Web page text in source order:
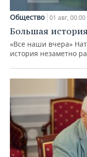
Общество 01 авг, 00:00
Большая
«Все наши вчера»
история незаметно